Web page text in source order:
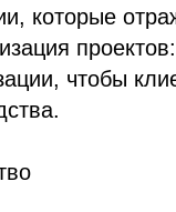
которые
чтобы